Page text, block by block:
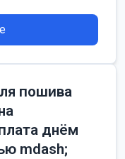
пошива
днём
mdash;